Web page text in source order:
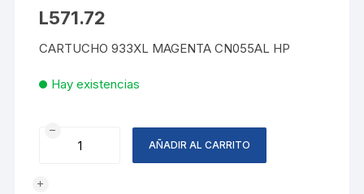
L571.72
CARTUCHO 933XL MAGENTA CN055AL HP
Hay existencias
HP
CARTUCHO
AÑADIR AL CARRITO